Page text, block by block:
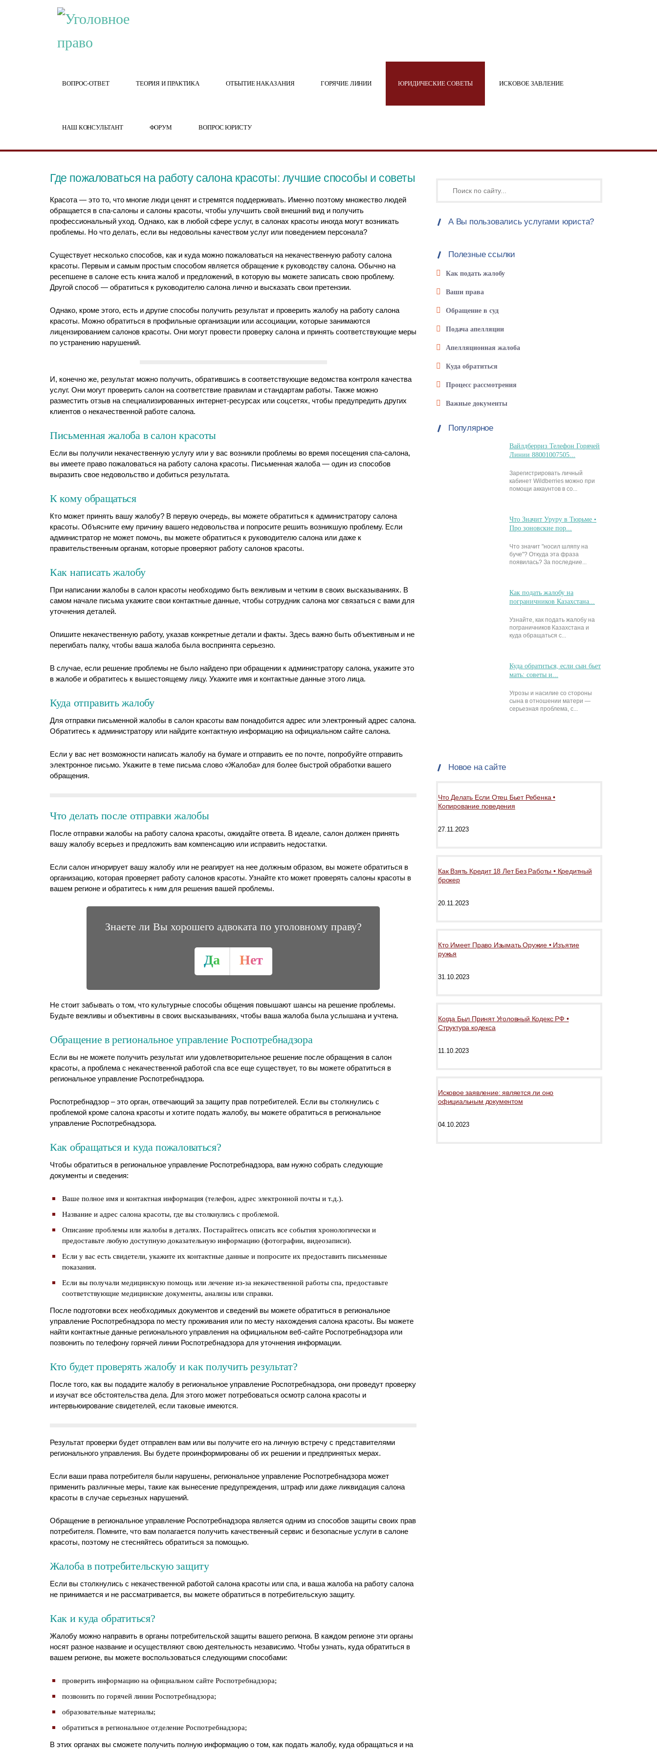
ВОПРОС-ОТВЕТ ТЕОРИЯ И ПРАКТИКА ОТБЫТИЕ НАКАЗАНИЯ ГОРЯЧИЕ ЛИНИИ ЮРИДИЧЕСКИЕ СОВЕТЫ ИСКОВОЕ ЗАВЛЕНИЕ
НАШ КОНСУЛЬТАНТ ФОРУМ ВОПРОС ЮРИСТУ
Где пожаловаться на работу салона красоты: лучшие способы и советы
Красота — это то, что многие люди ценят и стремятся поддерживать. Именно поэтому множество людей
обращается в спа-салоны и салоны красоты, чтобы улучшить свой внешний вид и получить
профессиональный уход. Однако, как в любой сфере услуг, в салонах красоты иногда могут возникать
проблемы. Но что делать, если вы недовольны качеством услуг или поведением персонала?
Существует несколько способов, как и куда можно пожаловаться на некачественную работу салона
красоты. Первым и самым простым способом является обращение к руководству салона. Обычно на
ресепшене в салоне есть книга жалоб и предложений, в которую вы можете записать свою проблему.
Другой способ — обратиться к руководителю салона лично и высказать свои претензии.
Однако, кроме этого, есть и другие способы получить результат и проверить жалобу на работу салона
красоты. Можно обратиться в профильные организации или ассоциации, которые занимаются
лицензированием салонов красоты. Они могут провести проверку салона и принять соответствующие меры
по устранению нарушений.
И, конечно же, результат можно получить, обратившись в соответствующие ведомства контроля качества
услуг. Они могут проверить салон на соответствие правилам и стандартам работы. Также можно
разместить отзыв на специализированных интернет-ресурсах или соцсетях, чтобы предупредить других
клиентов о некачественной работе салона.
Письменная жалоба в салон красоты
Если вы получили некачественную услугу или у вас возникли проблемы во время посещения спа-салона,
вы имеете право пожаловаться на работу салона красоты. Письменная жалоба — один из способов
выразить свое недовольство и добиться результата.
К кому обращаться
Кто может принять вашу жалобу? В первую очередь, вы можете обратиться к администратору салона
красоты. Объясните ему причину вашего недовольства и попросите решить возникшую проблему. Если
администратор не может помочь, вы можете обратиться к руководителю салона или даже к
правительственным органам, которые проверяют работу салонов красоты.
Как написать жалобу
При написании жалобы в салон красоты необходимо быть вежливым и четким в своих высказываниях. В
самом начале письма укажите свои контактные данные, чтобы сотрудник салона мог связаться с вами для
уточнения деталей.
Опишите некачественную работу, указав конкретные детали и факты. Здесь важно быть объективным и не
перегибать палку, чтобы ваша жалоба была воспринята серьезно.
В случае, если решение проблемы не было найдено при обращении к администратору салона, укажите это
в жалобе и обратитесь к вышестоящему лицу. Укажите имя и контактные данные этого лица.
Куда отправить жалобу
Для отправки письменной жалобы в салон красоты вам понадобится адрес или электронный адрес салона.
Обратитесь к администратору или найдите контактную информацию на официальном сайте салона.
Если у вас нет возможности написать жалобу на бумаге и отправить ее по почте, попробуйте отправить
электронное письмо. Укажите в теме письма слово «Жалоба» для более быстрой обработки вашего
обращения.
Что делать после отправки жалобы
После отправки жалобы на работу салона красоты, ожидайте ответа. В идеале, салон должен принять
вашу жалобу всерьез и предложить вам компенсацию или исправить недостатки.
Если салон игнорирует вашу жалобу или не реагирует на нее должным образом, вы можете обратиться в
организацию, которая проверяет работу салонов красоты. Узнайте кто может проверять салоны красоты в
вашем регионе и обратитесь к ним для решения вашей проблемы.
Знаете ли Вы хорошего адвоката по уголовному праву?
Да Нет
Не стоит забывать о том, что культурные способы общения повышают шансы на решение проблемы.
Будьте вежливы и объективны в своих высказываниях, чтобы ваша жалоба была услышана и учтена.
Обращение в региональное управление Роспотребнадзора
Если вы не можете получить результат или удовлетворительное решение после обращения в салон
красоты, а проблема с некачественной работой спа все еще существует, то вы можете обратиться в
региональное управление Роспотребнадзора.
Роспотребнадзор – это орган, отвечающий за защиту прав потребителей. Если вы столкнулись с
проблемой кроме салона красоты и хотите подать жалобу, вы можете обратиться в региональное
управление Роспотребнадзора.
Как обращаться и куда пожаловаться?
Чтобы обратиться в региональное управление Роспотребнадзора, вам нужно собрать следующие
документы и сведения:
Ваше полное имя и контактная информация (телефон, адрес электронной почты и т.д.).
Название и адрес салона красоты, где вы столкнулись с проблемой.
Описание проблемы или жалобы в деталях. Постарайтесь описать все события хронологически и
предоставьте любую доступную доказательную информацию (фотографии, видеозаписи).
Если у вас есть свидетели, укажите их контактные данные и попросите их предоставить письменные
показания.
Если вы получали медицинскую помощь или лечение из-за некачественной работы спа, предоставьте
соответствующие медицинские документы, анализы или справки.
После подготовки всех необходимых документов и сведений вы можете обратиться в региональное
управление Роспотребнадзора по месту проживания или по месту нахождения салона красоты. Вы можете
найти контактные данные регионального управления на официальном веб-сайте Роспотребнадзора или
позвонить по телефону горячей линии Роспотребнадзора для уточнения информации.
Кто будет проверять жалобу и как получить результат?
После того, как вы подадите жалобу в региональное управление Роспотребнадзора, они проведут проверку
и изучат все обстоятельства дела. Для этого может потребоваться осмотр салона красоты и
интервьюирование свидетелей, если таковые имеются.
Результат проверки будет отправлен вам или вы получите его на личную встречу с представителями
регионального управления. Вы будете проинформированы об их решении и предпринятых мерах.
Если ваши права потребителя были нарушены, региональное управление Роспотребнадзора может
применить различные меры, такие как вынесение предупреждения, штраф или даже ликвидация салона
красоты в случае серьезных нарушений.
Обращение в региональное управление Роспотребнадзора является одним из способов защиты своих прав
потребителя. Помните, что вам полагается получить качественный сервис и безопасные услуги в салоне
красоты, поэтому не стесняйтесь обратиться за помощью.
Жалоба в потребительскую защиту
Если вы столкнулись с некачественной работой салона красоты или спа, и ваша жалоба на работу салона
не принимается и не рассматривается, вы можете обратиться в потребительскую защиту.
Как и куда обратиться?
Жалобу можно направить в органы потребительской защиты вашего региона. В каждом регионе эти органы
носят разное название и осуществляют свою деятельность независимо. Чтобы узнать, куда обратиться в
вашем регионе, вы можете воспользоваться следующими способами:
проверить информацию на официальном сайте Роспотребнадзора;
позвонить по горячей линии Роспотребнадзора;
образовательные материалы;
обратиться в региональное отделение Роспотребнадзора;
В этих органах вы сможете получить полную информацию о том, как подать жалобу, куда обращаться и на
А Вы пользовались услугами юриста?
Полезные ссылки
Как подать жалобу
Ваши права
Обращение в суд
Подача апелляции
Апелляционная жалоба
Куда обратиться
Процесс рассмотрения
Важные документы
Популярное
Вайлдберриз Телефон Горячей
Линии 88001007505...
Зарегистрировать личный
кабинет Wildberries можно при
помощи аккаунтов в со...
Что Значит Уруру в Тюрьме •
Про зоновские пор...
Что значит "носил шляпу на
буче"? Откуда эта фраза
появилась? За последние...
Как подать жалобу на
пограничников Казахстана...
Узнайте, как подать жалобу на
пограничников Казахстана и
куда обращаться с...
Куда обратиться, если сын бьет
мать: советы и...
Угрозы и насилие со стороны
сына в отношении матери —
серьезная проблема, с...
Новое на сайте
Что Делать Если Отец Бьет Ребенка •
Копирование поведения
27.11.2023
Как Взять Кредит 18 Лет Без Работы • Кредитный
брокер
20.11.2023
Кто Имеет Право Изымать Оружие • Изъятие
ружья
31.10.2023
Когда Был Принят Уголовный Кодекс РФ •
Структура кодекса
11.10.2023
Исковое заявление: является ли оно
официальным документом
04.10.2023